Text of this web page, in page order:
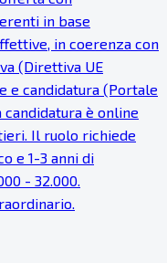
in base
in coerenza con
(Direttiva UE
e candidatura (Portale
è online
Il ruolo richiede
e 1-3 anni di
- 32.000.